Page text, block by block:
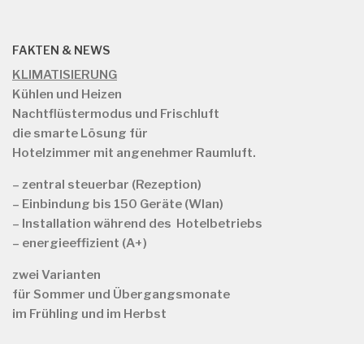
FAKTEN & NEWS
KLIMATISIERUNG
Kühlen und Heizen
Nachtflüstermodus und Frischluft
die smarte Lösung für
Hotelzimmer mit angenehmer Raumluft.
– zentral steuerbar (Rezeption)
– Einbindung bis 150 Geräte (Wlan)
– Installation während des Hotelbetriebs
– energieeffizient (A+)
zwei Varianten
für Sommer und Übergangsmonate
im Frühling und im Herbst